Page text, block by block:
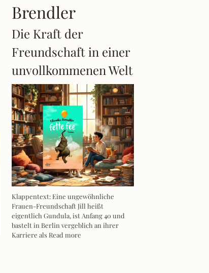
Brendler
Die Kraft der
Freundschaft in einer
unvollkommenen Welt
Klappentext: Eine ungewöhnliche
Frauen-Freundschaft Jill heißt
eigentlich Gundula, ist Anfang 40 und
bastelt in Berlin vergeblich an ihrer
Karriere als Read more